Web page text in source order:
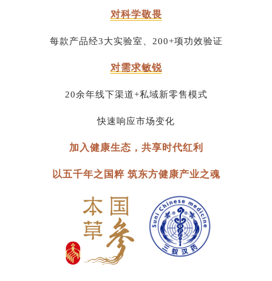
对科学敬畏
每款产品经3大实验室、200+项功效验证
对需求敏锐
20余年线下渠道+私域新零售模式
快速响应市场变化
加入健康生态，共享时代红利
以五千年之国粹 筑东方健康产业之魂